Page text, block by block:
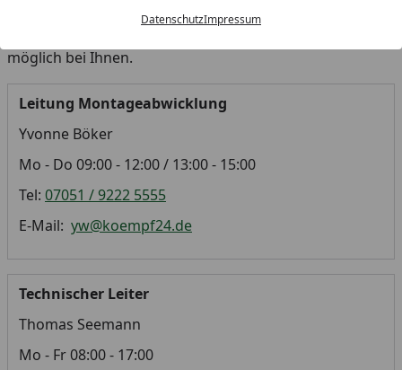
DatenschutzImpressum
Sollten Sie uns einmal nicht erreichen, können Sie
möglich bei Ihnen.
Leitung Montageabwicklung
Yvonne Böker
Mo - Do 09:00 - 12:00 / 13:00 - 15:00
Tel: 07051 / 9222 5555
E-Mail: yw@koempf24.de
Technischer Leiter
Thomas Seemann
Mo - Fr 08:00 - 17:00